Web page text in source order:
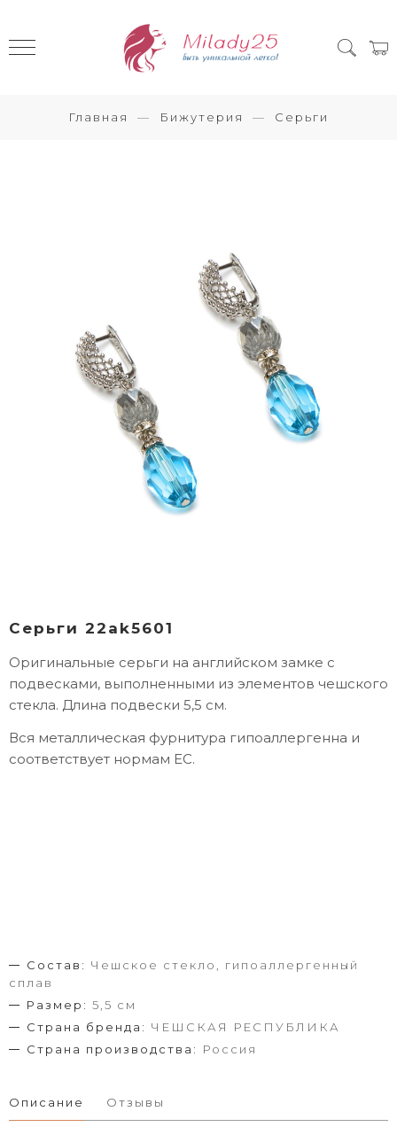
Главная Бижутерия Серьги
Серьги 22ak5601
Оригинальные серьги на английском замке с
подвесками, выполненными из элементов чешского
стекла. Длина подвески 5,5 см.
Вся металлическая фурнитура гипоаллергенна и
соответствует нормам ЕС.
Состав: Чешское стекло, гипоаллергенный
сплав
Размер: 5,5 см
Страна бренда: ЧЕШСКАЯ РЕСПУБЛИКА
Страна производства:
Россия
Описание Отзывы